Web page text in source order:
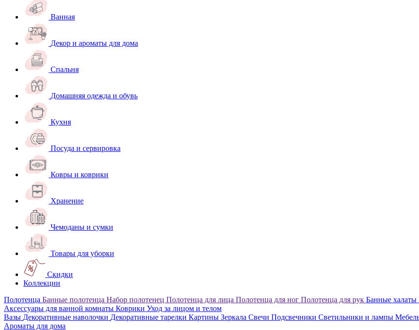
Ванная
Декор и ароматы для дома
Спальня
Домашняя одежда и обувь
Кухня
Посуда и сервировка
Ковры и коврики
Хранение
Чемоданы и сумки
Товары для уборки
Скидки
Коллекции
Полотенца Банные полотенца Набор полотенец Полотенца для лица Полотенца для ног Полотенца для рук Банные халаты
Аксессуары для ванной комнаты Коврики Уход за лицом и телом
Вазы Декоративные наволочки Декоративные тарелки Картины Зеркала Свечи Подсвечники Светильники и лампы
Ароматы для дома